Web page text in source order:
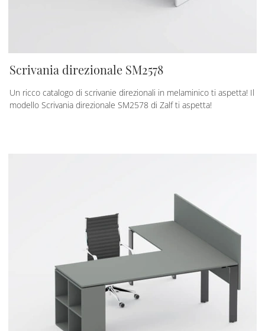
Scrivania direzionale SM2578
Un ricco catalogo di scrivanie direzionali in melaminico ti aspetta! Il
modello Scrivania direzionale SM2578 di Zalf ti aspetta!